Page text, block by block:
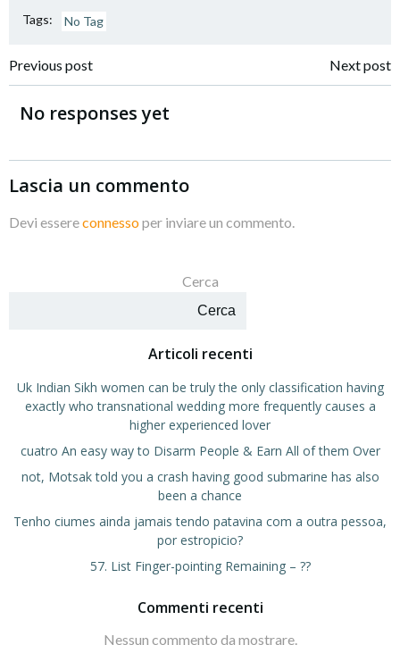
Tags: No Tag
Navigazione
articoli
Previous post
Navigazione
Next post
No responses yet
Lascia un commento
Devi essereconnessoper inviare un commento.
Cerca
Cerca
Articoli recenti
Uk Indian Sikh women can be truly the only classification having
exactly who transnational wedding more frequently causes a
higher experienced lover
cuatro An easy way to Disarm People & Earn All of them Over
not, Motsak told you a crash having good submarine has also
been a chance
Tenho ciumes ainda jamais tendo patavina com a outra pessoa,
por estropicio?
57. List Finger-pointing Remaining – ??
Commenti recenti
Nessun commento da mostrare.